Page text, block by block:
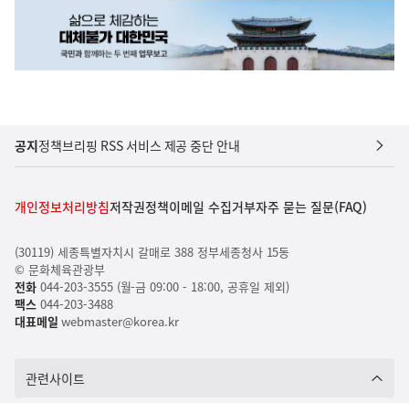
공지정책브리핑 RSS 서비스 제공 중단 안내
개인정보처리방침저작권정책이메일 수집거부자주 묻는 질문(FAQ)
(30119) 세종특별자치시 갈매로 388 정부세종청사 15동
© 문화체육관광부
전화044-203-3555 (월-금 09:00 - 18:00, 공휴일 제외)
팩스044-203-3488
대표메일 webmaster@korea.kr
관련사이트